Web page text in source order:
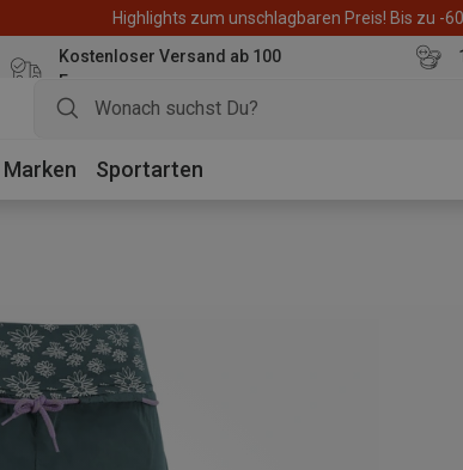
Highlights zum unschlagbaren Preis! Bis zu -
Kostenloser Versand ab 100
Euro
Marken Sportarten